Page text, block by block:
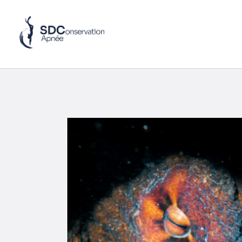
ACCUEIL
PRATIQUE
BLOP!
A PROPOS
BONS CADEAUX